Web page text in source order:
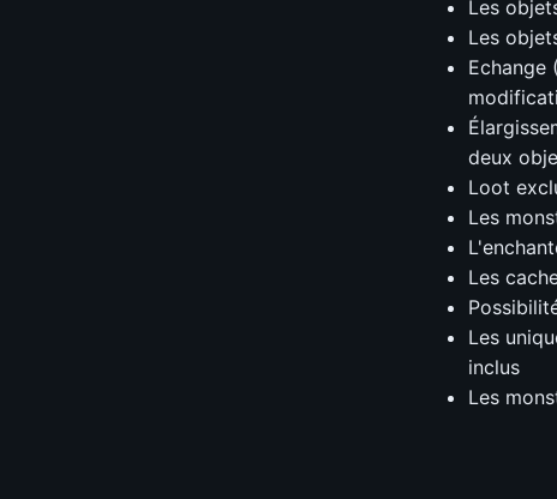
Les
Les
Echange
deux
Loot
Les
Les
Les
inclus
Les